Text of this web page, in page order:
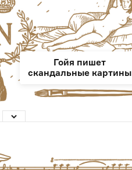
Гойя пишет
скандальные картины